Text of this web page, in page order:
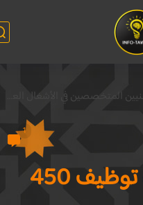
1
وزارة العدل: مباراة توظيف 450